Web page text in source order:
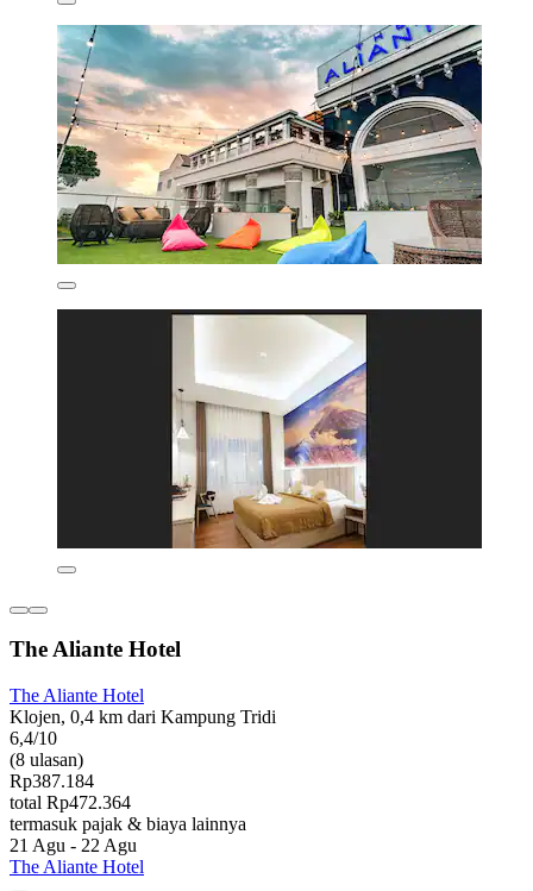
The Aliante Hotel
The Aliante Hotel
Klojen, 0,4 km dari Kampung Tridi
6,4/10
(8 ulasan)
Rp387.184
total Rp472.364
termasuk pajak & biaya lainnya
21 Agu - 22 Agu
The Aliante Hotel